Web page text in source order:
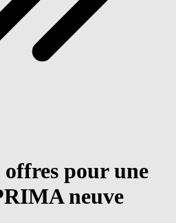
offres pour une
neuve